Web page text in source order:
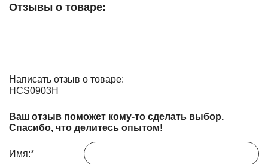
Отзывы о товаре:
Написать отзыв о товаре:
HCS0903H
Ваш отзыв поможет кому-то сделать выбор.
Спасибо, что делитесь опытом!
Имя:*